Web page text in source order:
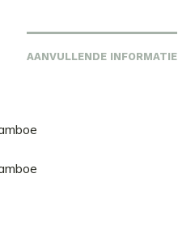
AANVULLENDE INFORMATIE